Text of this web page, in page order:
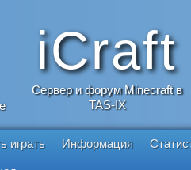
iCraft
Сервер и форум Minecraft в
TAS-IX
играть Информация